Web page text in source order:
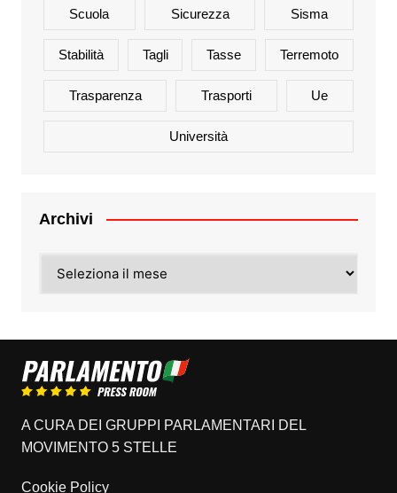
Scuola Sicurezza Sisma
Stabilità Tagli Tasse Terremoto
Trasparenza Trasporti Ue
Università
Archivi
A CURA DEI GRUPPI PARLAMENTARI DEL
MOVIMENTO 5 STELLE
Cookie Policy